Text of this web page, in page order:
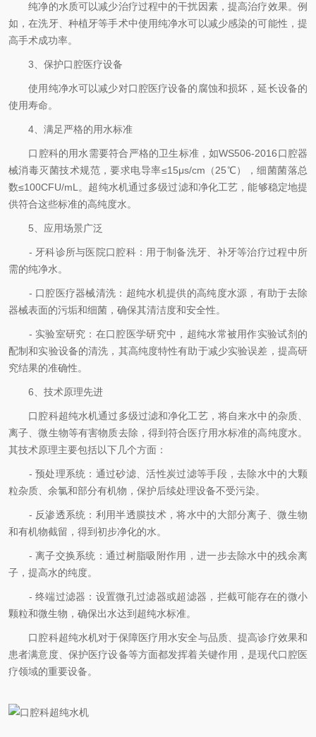
纯净的水质可以减少治疗过程中的干扰因素，提高治疗效果。例
如，在洗牙、种植牙等手术中使用纯净水可以减少感染的可能性，提
高手术成功率。
3、保护口腔医疗设备
使用纯净水可以减少对口腔医疗设备的腐蚀和损坏，延长设备的
使用寿命。
4、满足严格的用水标准
口腔科的用水需要符合严格的卫生标准，如WS506-2016口腔器
械消毒灭菌技术规范，要求电导率≤15μs/cm（25℃），细菌菌落总
数≤100CFU/mL。超纯水机通过多级过滤和净化工艺，能够稳定地提
供符合这些标准的高纯度水。
5、应用场景广泛
- 牙科诊所与医院口腔科：用于制备洗牙、补牙等治疗过程中所
需的纯净水。
- 口腔医疗器械清洗：超纯水机提供的高纯度水源，有助于去除
器械表面的污垢和细菌，确保其清洁度和安全性。
- 实验室研究：在口腔医学研究中，超纯水常被用作实验试剂的
配制和实验设备的清洗，其高纯度特性有助于减少实验误差，提高研
究结果的准确性。
6、技术原理先进
口腔科超纯水机通过多级过滤和净化工艺，将自来水中的杂质、
离子、微生物等有害物质去除，得到符合医疗用水标准的高纯度水。
其技术原理主要包括以下几个方面：
- 预处理系统：通过砂滤、活性炭过滤等手段，去除水中的大颗
粒杂质、余氯和部分有机物，保护后续处理设备不受污染。
- 反渗透系统：利用半透膜技术，将水中的大部分离子、微生物
和有机物截留，得到初步净化的水。
- 离子交换系统：通过树脂吸附作用，进一步去除水中的残余离
子，提高水的纯度。
- 终端过滤器：设置微孔过滤器或超滤器，拦截可能存在的微小
颗粒和微生物，确保出水达到超纯水标准。
口腔科超纯水机对于保障医疗用水安全与品质、提高诊疗效果和
患者满意度、保护医疗设备等方面都发挥着关键作用，是现代口腔医
疗领域的重要设备。